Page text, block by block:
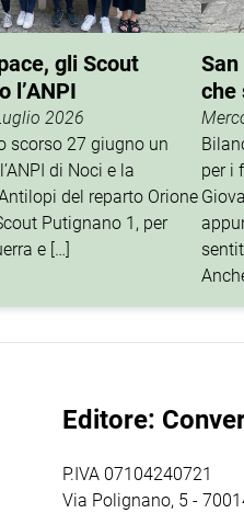
gli Scout
l’ANPI
2026
scorso 27 giugno un
di Noci e la
del reparto Orione
Putignano 1, per
e […]
che
per i
Editore:
P.IVA 07104240721
Via Polignano, 5 -